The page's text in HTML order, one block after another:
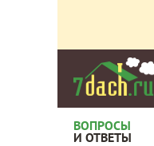
ВОПРОСЫ
И ОТВЕТЫ